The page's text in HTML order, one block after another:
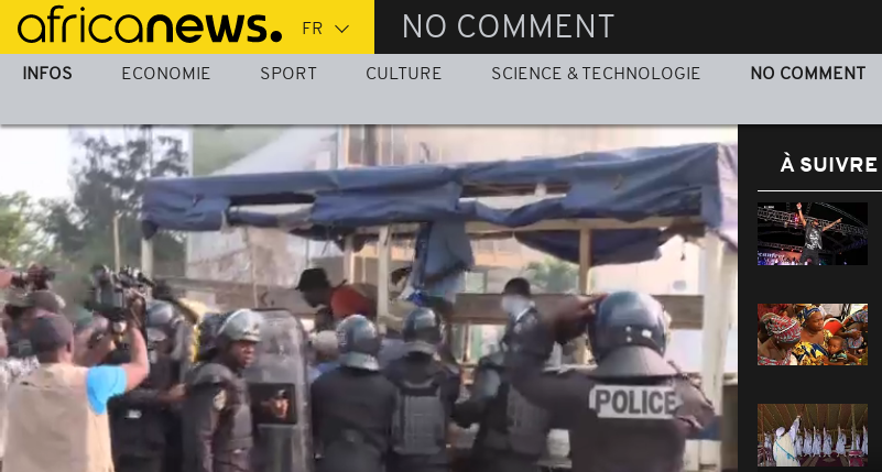
Passer
au
contenu
NO COMMENT
INFOS ECONOMIE SPORT CULTURE SCIENCE & TECHNOLOGIE NO COMMENT
À SUIVRE